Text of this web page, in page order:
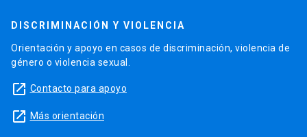
DISCRIMINACIÓN Y VIOLENCIA
Orientación y apoyo en casos de discriminación, violencia de
género o violencia sexual.
launch Contacto para apoyo
launch Más orientación